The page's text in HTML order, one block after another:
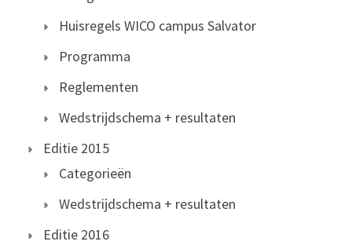
Huisregels WICO campus Salvator
Programma
Reglementen
Wedstrijdschema + resultaten
Editie 2015
Categorieën
Wedstrijdschema + resultaten
Editie 2016